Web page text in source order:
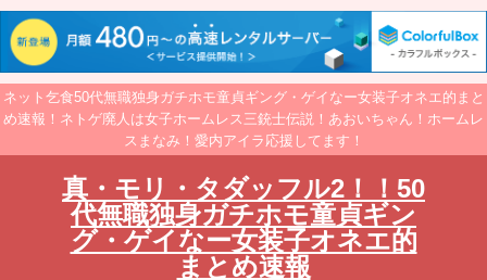
ネット乞食50代無職独身ガチホモ童貞ギング・ゲイなー女装子オネエ的まと
め速報！ネトゲ廃人は女子ホームレス三銃士伝説！あおいちゃん！ホームレ
スまなみ！愛内アイラ応援してます！
真・モリ・タダッフル2！！50
代無職独身ガチホモ童貞ギン
グ・ゲイなー女装子オネエ的
まとめ速報